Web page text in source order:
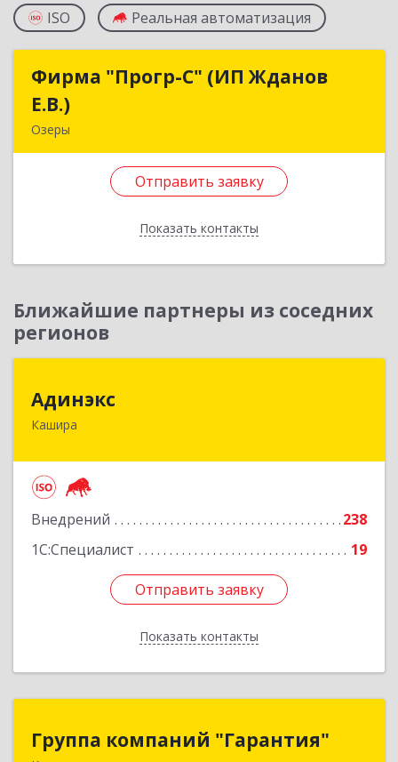
ISO Реальная автоматизация
Фирма "Прогр-С" (ИП Жданов
Е.В.)
Озеры
Отправить заявку
Показать контакты
Фирма "Прогр-С" (ИП Жданов
им Маршала Катукова мкр, дом № 16, кв.27
Ближайшие партнеры из соседних
регионов
Адинэкс
Кашира
Внедрений
238
1С:Специалист
19
Отправить заявку
Показать контакты
142900, Московская обл, г.о. Кашира, Кашира г,
Отправить заявку
Назад
Группа компаний "Гарантия"
Группа компаний "Гарантия"